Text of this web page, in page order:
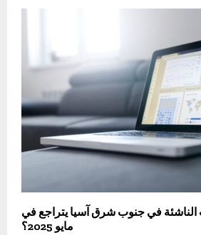
في جنوب شرق آسيا يتراجع في
مايو 2025؟